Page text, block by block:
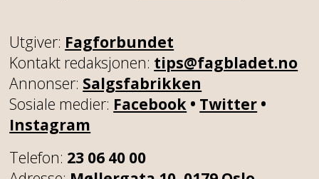
Utgiver: Fagforbundet
Kontakt redaksjonen: tips@fagbladet.no
Annonser: Salgsfabrikken
Sosiale medier: Facebook • Twitter •
Instagram
Telefon: 23 06 40 00